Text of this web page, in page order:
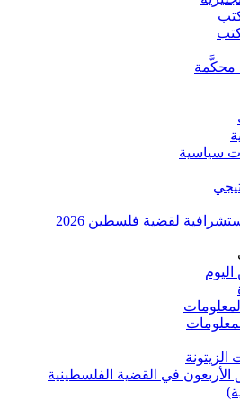
محكَّمة
سياسية
لقضية فلسطين 2026
الأربعون في القضية الفلسطينية